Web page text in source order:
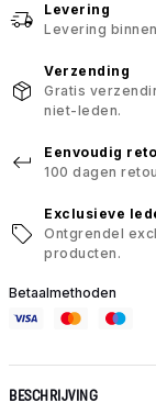
Levering
Levering
Verzending
Gratis
niet-leden.
Eenvoudig
100 dagen
Exclusieve
Ontgrendel
producten.
Betaalmethoden
BESCHRIJVING